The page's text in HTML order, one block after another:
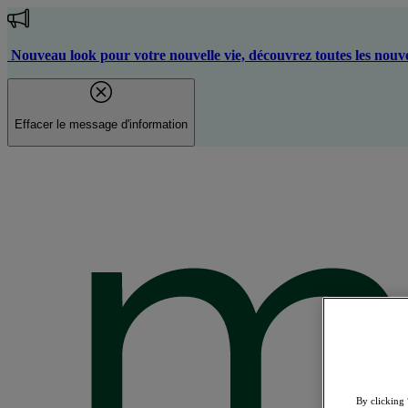
Aller
au
contenu
principal
Nouveau look pour votre nouvelle vie, découvrez toutes les
Effacer le message d'information
By clicking